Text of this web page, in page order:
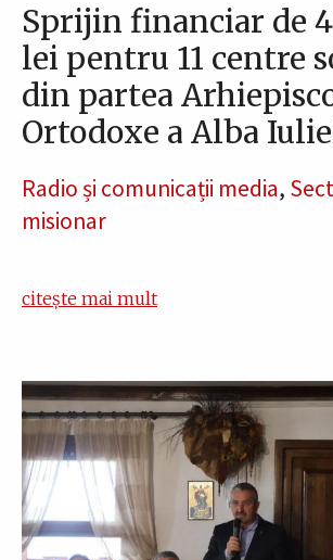
Sprijin financiar de
lei pentru 11 centre
din partea
Ortodoxe a Alba
Radio și comunicații media,
misionar
citește mai mult